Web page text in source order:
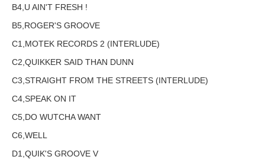
B4,U AIN'T FRESH !
B5,ROGER'S GROOVE
C1,MOTEK RECORDS 2 (INTERLUDE)
C2,QUIKKER SAID THAN DUNN
C3,STRAIGHT FROM THE STREETS (INTERLUDE)
C4,SPEAK ON IT
C5,DO WUTCHA WANT
C6,WELL
D1,QUIK'S GROOVE V